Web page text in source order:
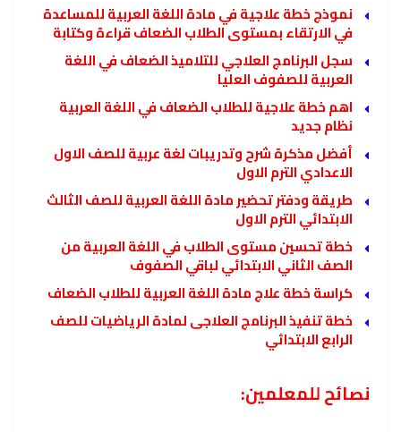
نموذج خطة علاجية في مادة اللغة العربية للمساعدة
في الارتقاء بمستوى الطلاب الضعاف قراءة وكتابة
سجل البرنامج العلاجي للتلاميذ الضعاف في اللغة
العربية للصفوف العليا
اهم خطة علاجية للطلاب الضعاف في اللغة العربية
نظام جديد
أفضل مذكرة شرح وتدريبات لغة عربية للصف الاول
الاعدادي الترم الاول
طريقة ودفتر تحضير مادة اللغة العربية للصف الثالث
الابتدائي الترم الاول
خطة تحسين مستوى الطلاب في اللغة العربية من
الصف الثاني الابتدائي لباقي الصفوف
كراسة خطة علاج مادة اللغة العربية للطلاب الضعاف
خطة تنفيذ البرنامج العلاجى لمادة الرياضيات للصف
الرابع الابتدائي
نصائح للمعلمين: